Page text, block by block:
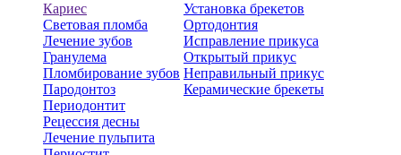
Кариес
Световая пломба
Лечение зубов
Гранулема
Пломбирование зубов
Пародонтоз
Периодонтит
Рецессия десны
Лечение пульпита
Установка брекетов
Ортодонтия
Исправление прикуса
Открытый прикус
Неправильный прикус
Керамические брекеты